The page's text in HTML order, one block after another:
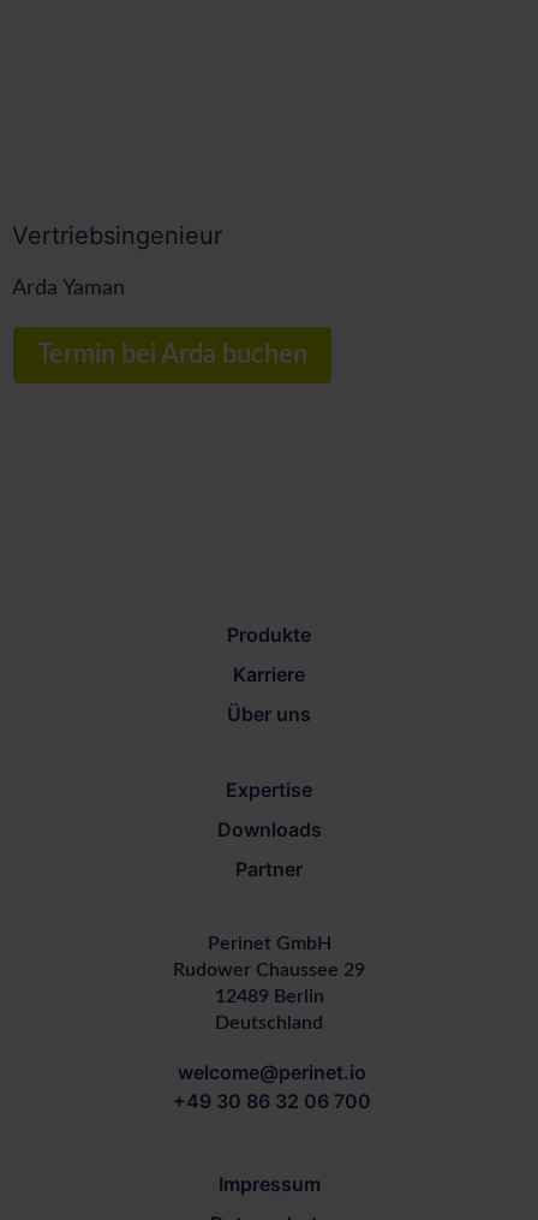
Vertriebsingenieur
Arda Yaman
Termin bei Arda buchen
Produkte
Karriere
Über uns
Expertise
Downloads
Partner
Perinet GmbH
Rudower Chaussee 29
12489 Berlin
Deutschland
welcome@perinet.io
+49 30 86 32 06 700
Impressum